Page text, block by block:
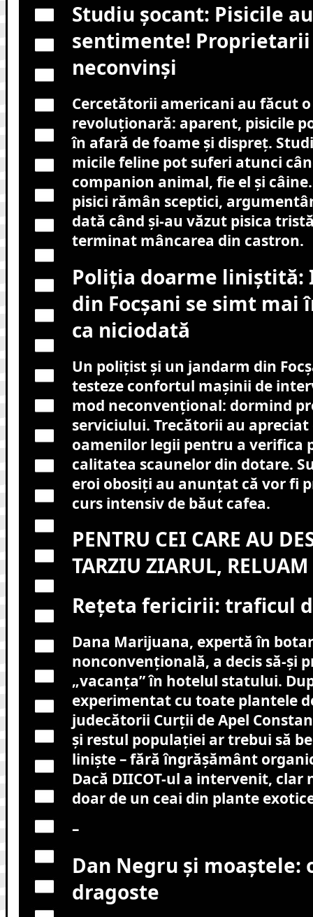
Studiu șocant: Pisicile au
sentimente!
neconvinși
Cercetătorii americani au făcut
revoluționară: aparent, pisicile
în afară de foame și dispreț.
micile feline pot suferi atunci
companion animal, fie el și
pisici rămân sceptici,
dată când și-au văzut pisica
terminat mâncarea din castron.
Poliția doarme
din Focșani se simt mai
ca niciodată
Un polițist și un jandarm din
testeze confortul mașinii de
mod neconvențional: dormind
serviciului. Trecătorii au apreciat
oamenilor legii pentru a verifica
calitatea scaunelor din dotare.
eroi obosiți au anunțat că vor fi
curs intensiv de băut cafea.
PENTRU CEI CARE AU
TARZIU ZIARUL,
Rețeta fericirii: traficul
Dana Marijuana, expertă în
nonconvențională, a decis să-și
„vacanța” în hotelul statului.
experimentat cu toate plantele
judecătorii Curții de Apel
și restul populației ar trebui să
liniște – fără îngrășământ
Dacă DIICOT-ul a intervenit, clar
doar de un ceai din plante
–
Dan Negru și moaștele:
dragoste